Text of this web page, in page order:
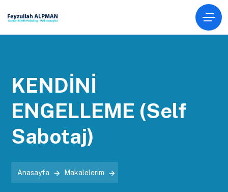
KENDİNİ
ENGELLEME (Self
Sabotaj)
Anasayfa Makalelerim